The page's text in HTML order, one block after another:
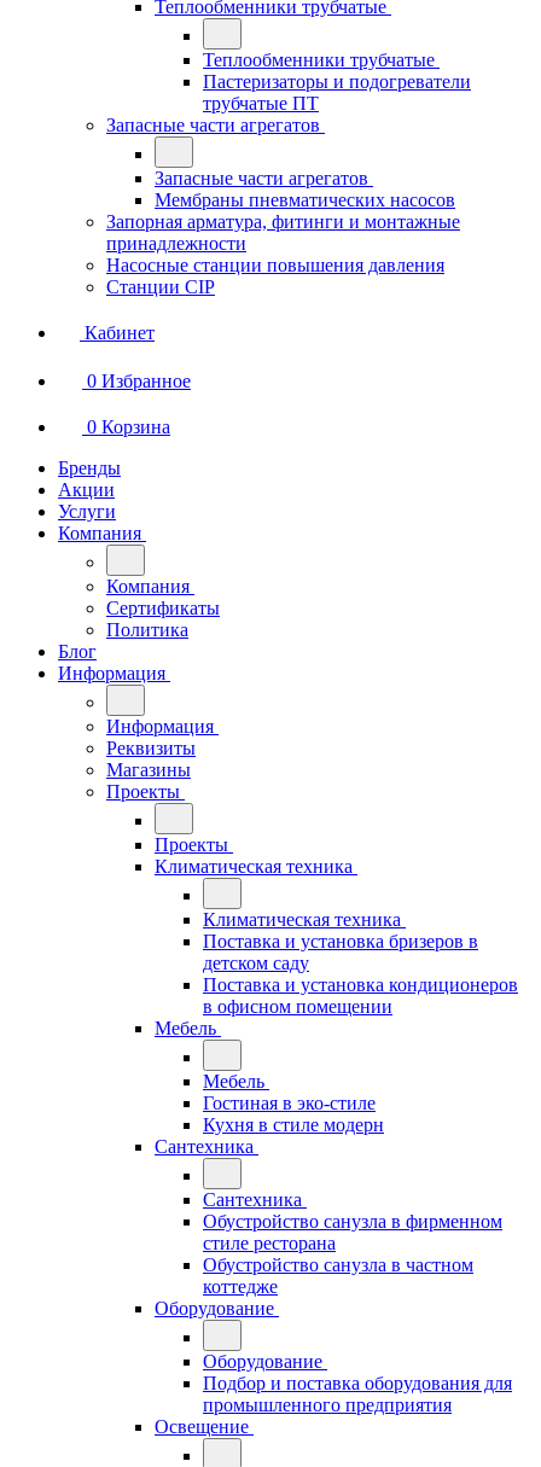
Теплообменники трубчатые
Теплообменники трубчатые
Пастеризаторы и подогреватели
трубчатые ПТ
Запасные части агрегатов
Запасные части агрегатов
Мембраны пневматических насосов
Запорная арматура, фитинги и монтажные
принадлежности
Насосные станции повышения давления
Станции CIP
Кабинет
0 Избранное
0 Корзина
Бренды
Акции
Услуги
Компания
Компания
Сертификаты
Политика
Блог
Информация
Информация
Реквизиты
Магазины
Проекты
Проекты
Климатическая техника
Климатическая техника
Поставка и установка бризеров в
детском саду
Поставка и установка кондиционеров
в офисном помещении
Мебель
Мебель
Гостиная в эко-стиле
Кухня в стиле модерн
Сантехника
Сантехника
Обустройство санузла в фирменном
стиле ресторана
Обустройство санузла в частном
коттедже
Оборудование
Оборудование
Подбор и поставка оборудования для
промышленного предприятия
Освещение